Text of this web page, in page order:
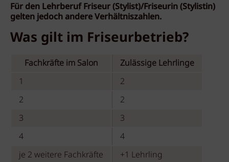
Für den Lehrberuf Friseur (Stylist)/Friseurin (Stylistin)
gelten jedoch andere Verhältniszahlen.
Was gilt im Friseurbetrieb?
Fachkräfte im Salon
Zulässige Lehrlinge
1
2
2
2
3
3
4
4
je 2 weitere Fachkräfte
+1 Lehrling